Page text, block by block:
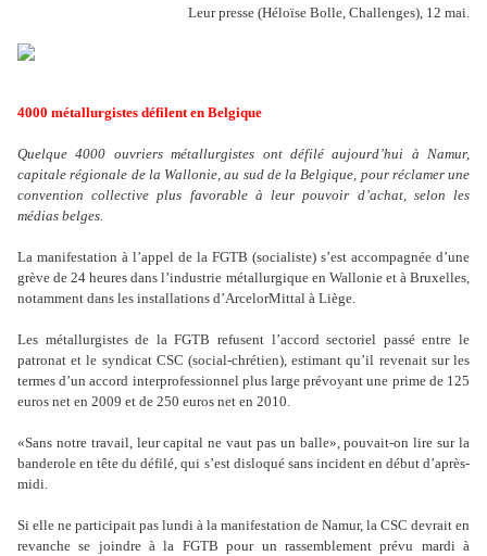
Leur presse (Héloïse Bolle, Challenges), 12 mai.
4000 métallurgistes défilent en Belgique
Quelque 4000 ouvriers métallurgistes ont défilé aujourd’hui à Namur,
capitale régionale de la Wallonie, au sud de la Belgique, pour réclamer une
convention collective plus favorable à leur pouvoir d’achat, selon les
médias belges.
La manifestation à l’appel de la FGTB (socialiste) s’est accompagnée d’une
grève de 24 heures dans l’industrie métallurgique en Wallonie et à Bruxelles,
notamment dans les installations d’ArcelorMittal à Liège.
Les métallurgistes de la FGTB refusent l’accord sectoriel passé entre le
patronat et le syndicat CSC (social-chrétien), estimant qu’il revenait sur les
termes d’un accord interprofessionnel plus large prévoyant une prime de 125
euros net en 2009 et de 250 euros net en 2010.
«Sans notre travail, leur capital ne vaut pas un balle», pouvait-on lire sur la
banderole en tête du défilé, qui s’est disloqué sans incident en début d’après-
midi.
Si elle ne participait pas lundi à la manifestation de Namur, la CSC devrait en
revanche se joindre à la FGTB pour un rassemblement prévu mardi à